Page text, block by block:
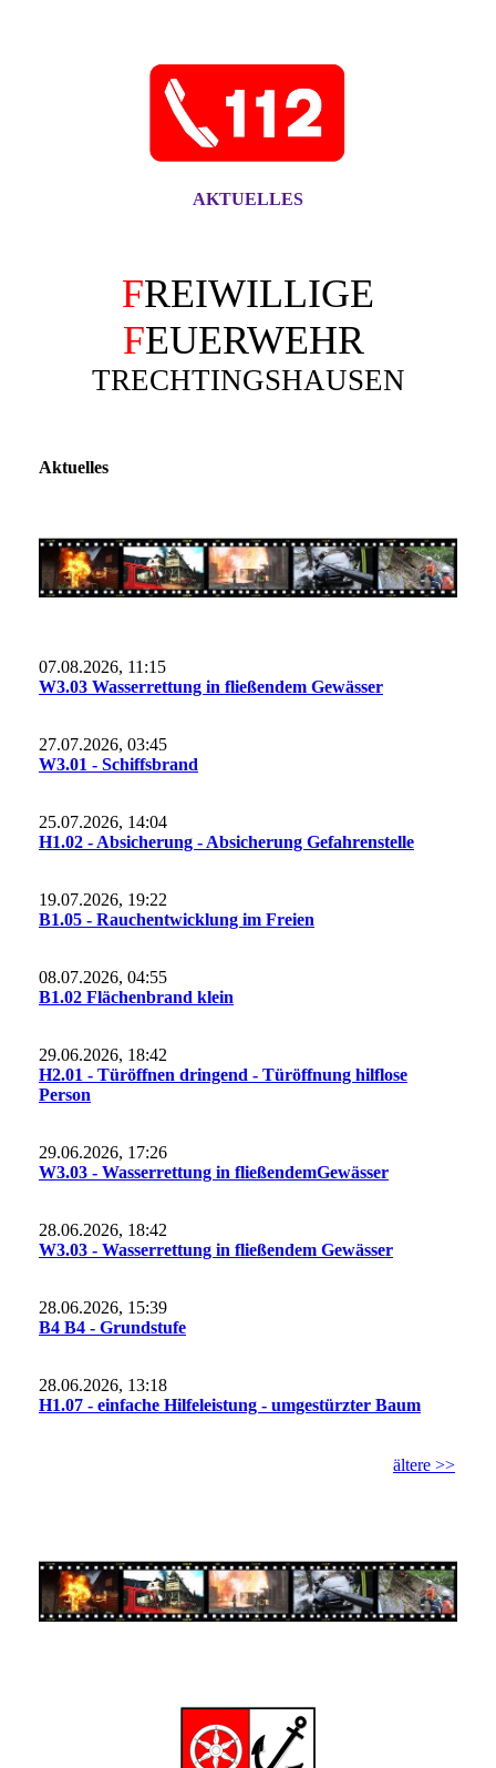
AKTUELLES
FREIWILLIGE
FEUERWEHR
TRECHTINGSHAUSEN
Aktuelles
07.08.2026, 11:15
W3.03 Wasserrettung in fließendem Gewässer
27.07.2026, 03:45
W3.01 - Schiffsbrand
25.07.2026, 14:04
H1.02 - Absicherung - Absicherung Gefahrenstelle
19.07.2026, 19:22
B1.05 - Rauchentwicklung im Freien
08.07.2026, 04:55
B1.02 Flächenbrand klein
29.06.2026, 18:42
H2.01 - Türöffnen dringend - Türöffnung hilflose
Person
29.06.2026, 17:26
W3.03 - Wasserrettung in fließendemGewässer
28.06.2026, 18:42
W3.03 - Wasserrettung in fließendem Gewässer
28.06.2026, 15:39
B4 B4 - Grundstufe
28.06.2026, 13:18
H1.07 - einfache Hilfeleistung - umgestürzter Baum
ältere >>